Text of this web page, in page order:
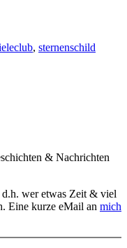
, sternenschild
& Nachrichten
wer etwas Zeit & viel
Eine kurze eMail an mich